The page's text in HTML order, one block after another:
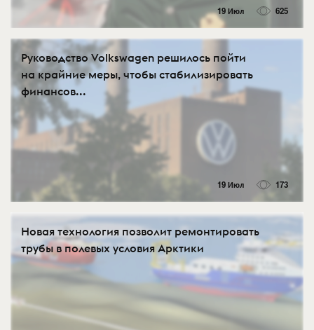
19 Июл 625
Руководство Volkswagen решилось пойти
на крайние меры, чтобы стабилизировать
финансов...
19 Июл 173
Новая технология позволит ремонтировать
трубы в полевых условия Арктики